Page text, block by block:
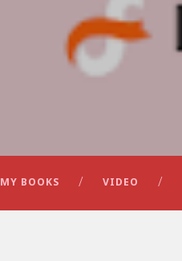
MY BOOKS VIDEO